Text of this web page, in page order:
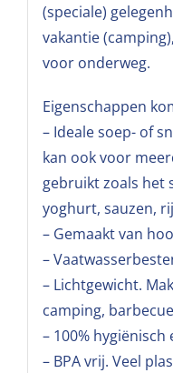
(speciale)
vakantie
voor onderweg.
Eigenschappen
– Ideale soep- of
kan ook voor
gebruikt zoals het
yoghurt, sauzen,
– Gemaakt van
–
– Lichtgewicht.
camping,
– 100% hygiënisch
– BPA vrij. Veel